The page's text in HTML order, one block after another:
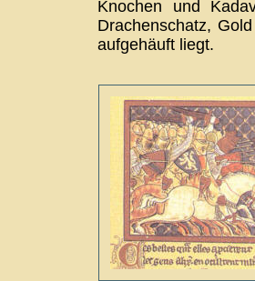
Knochen und
Drachenschatz,
aufgehäuft liegt.